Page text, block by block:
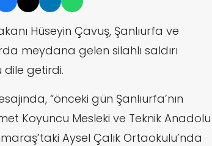
Hüseyin Çavuş, Şanlıurfa ve
meydana gelen silahlı saldırı
dile getirdi.
“önceki gün Şanlıurfa’nın
Koyuncu Mesleki ve Teknik Anadolu
Aysel Çalık Ortaokulu’nda